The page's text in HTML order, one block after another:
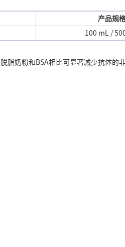
产品规
100 mL /
脂奶粉和BSA相比可显著减少抗体的